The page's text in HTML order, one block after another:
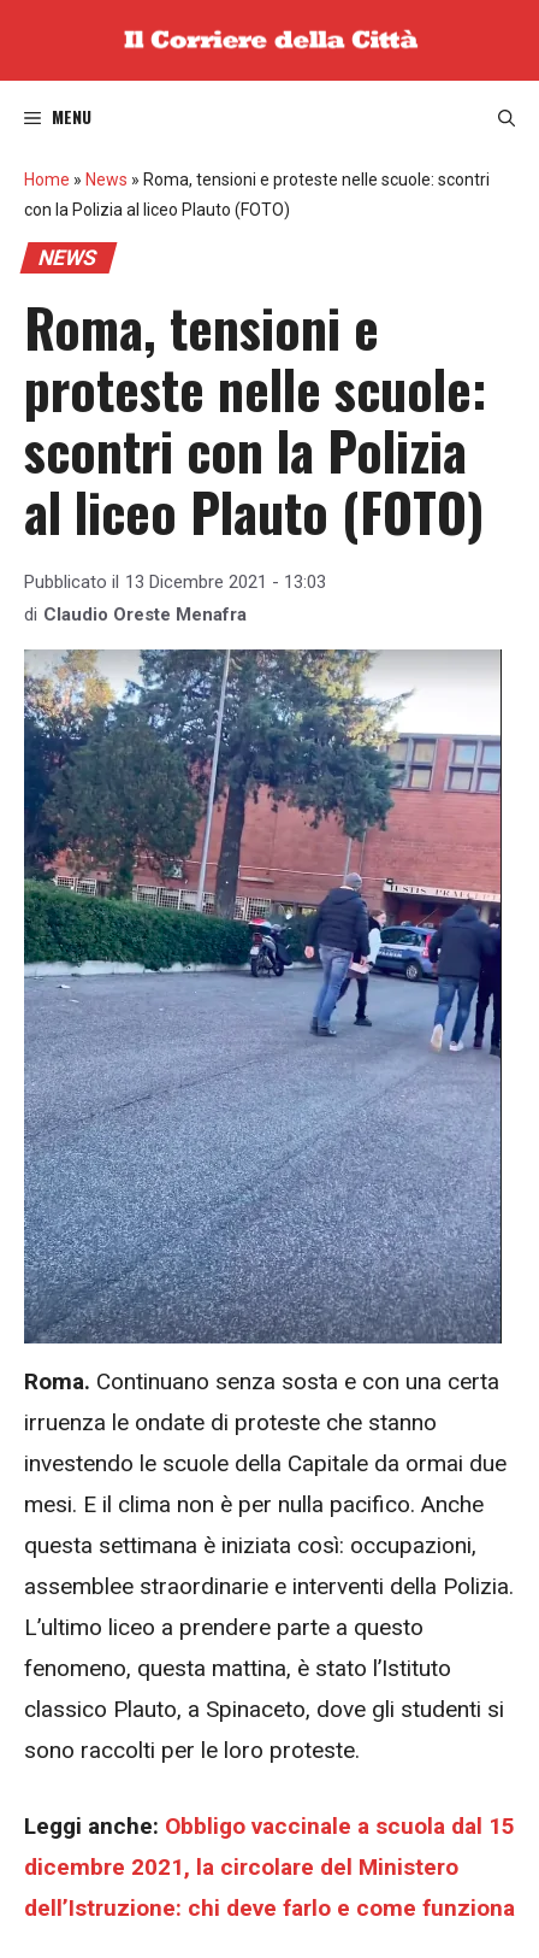
MENU
Home » News » Roma, tensioni e proteste nelle scuole: scontri
con la Polizia al liceo Plauto (FOTO)
NEWS
Roma, tensioni e
proteste nelle scuole:
scontri con la Polizia
al liceo Plauto (FOTO)
Pubblicato il 13 Dicembre 2021 - 13:03
di Claudio Oreste Menafra
Roma. Continuano senza sosta e con una certa
irruenza le ondate di proteste che stanno
investendo le scuole della Capitale da ormai due
mesi. E il clima non è per nulla pacifico. Anche
questa settimana è iniziata così: occupazioni,
assemblee straordinarie e interventi della Polizia.
L’ultimo liceo a prendere parte a questo
fenomeno, questa mattina, è stato l’Istituto
classico Plauto, a Spinaceto, dove gli studenti si
sono raccolti per le loro proteste.
Leggi anche: Obbligo vaccinale a scuola dal 15
dicembre 2021, la circolare del Ministero
dell’Istruzione: chi deve farlo e come funziona